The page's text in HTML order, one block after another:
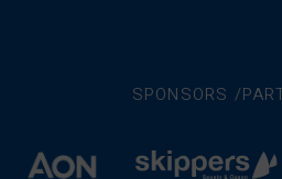
SPONSORS /